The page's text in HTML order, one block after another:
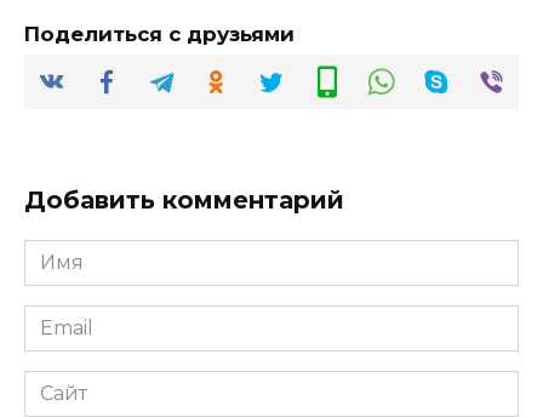
Поделиться с друзьями
Добавить комментарий
Имя
*
Email
*
Сайт